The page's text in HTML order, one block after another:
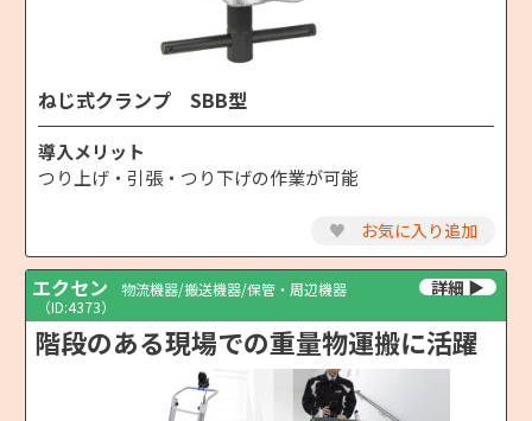
ねじ式クランプ SBB型
導入メリット
つり上げ・引張・つり下げの作業が可能
♥ お気に入り追加
エクセン
物流機器/搬送機器/保管・周辺機器
（ID:4373）
階段のある現場での重量物運搬に活躍